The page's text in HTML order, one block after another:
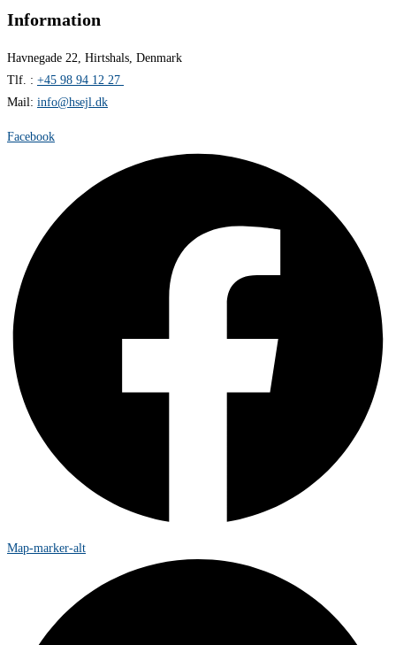
Information
Havnegade 22, Hirtshals, Denmark
Tlf. : +45 98 94 12 27
Mail: info@hsejl.dk
Facebook
Map-marker-alt